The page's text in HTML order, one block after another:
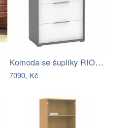
Komoda se šuplíky RIOMA TYP 22 Tempo…
7090,-Kč